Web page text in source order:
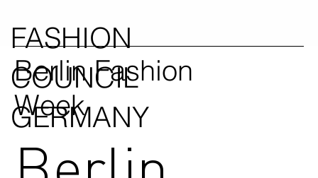
FASHION
COUNCIL
GERMANY
Berlin Fashion
Week